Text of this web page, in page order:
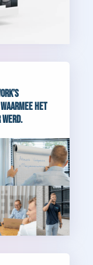
het